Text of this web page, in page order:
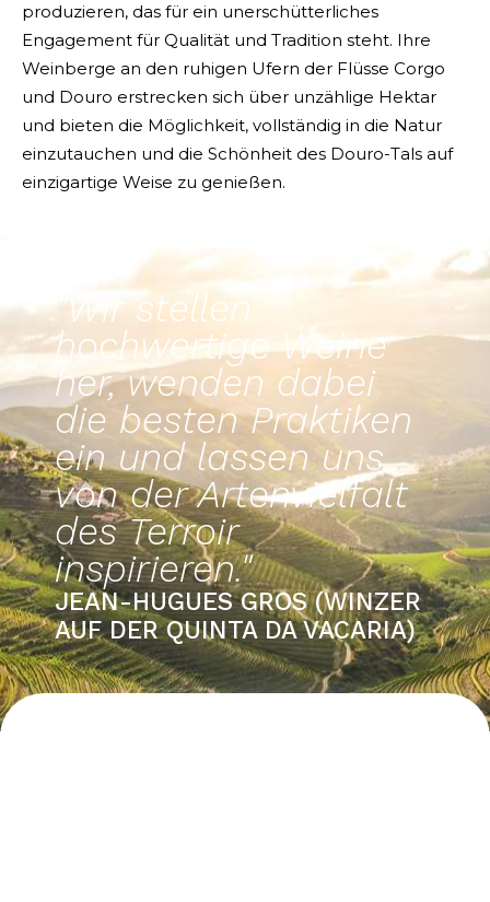
produzieren, das für ein unerschütterliches
Engagement für Qualität und Tradition steht. Ihre
Weinberge an den ruhigen Ufern der Flüsse Corgo
und Douro erstrecken sich über unzählige Hektar
und bieten die Möglichkeit, vollständig in die Natur
einzutauchen und die Schönheit des Douro-Tals auf
einzigartige Weise zu genießen.
"Wir stellen
hochwertige Weine
her, wenden dabei
die besten Praktiken
ein und lassen uns
von der Artenvielfalt
des Terroir
inspirieren."
JEAN-HUGUES GROS (WINZER
AUF DER QUINTA DA VACARIA)